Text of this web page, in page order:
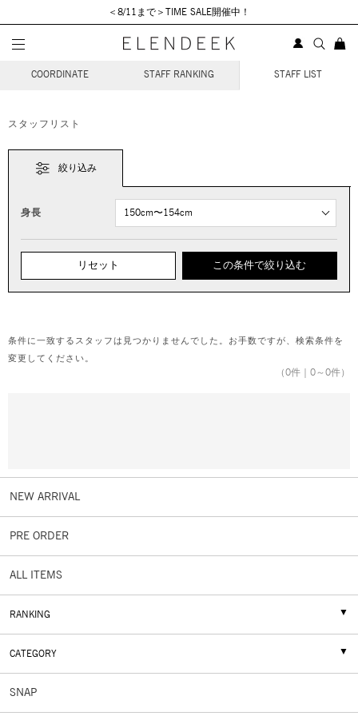
＜8/11まで＞TIME SALE開催中！
STAFF COORDINATE
COORDINATE STAFF RANKING STAFF LIST
スタッフリスト
絞り込み
身長
リセット この条件で絞り込む
条件に一致するスタッフは見つかりませんでした。お手数ですが、検索条件を
変更してください。
（0件｜ 0～0件）
NEW ARRIVAL
PRE ORDER
ALL ITEMS
RANKING
CATEGORY
SNAP